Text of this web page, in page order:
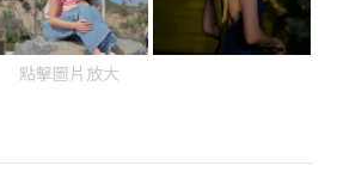
點擊圖片放大